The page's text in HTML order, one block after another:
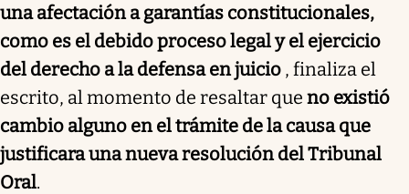
una afectación a garantías constitucionales,
como es el debido proceso legal y el ejercicio
del derecho a la defensa en juicio , finaliza el
escrito, al momento de resaltar que no existió
cambio alguno en el trámite de la causa que
justificara una nueva resolución del Tribunal
Oral.